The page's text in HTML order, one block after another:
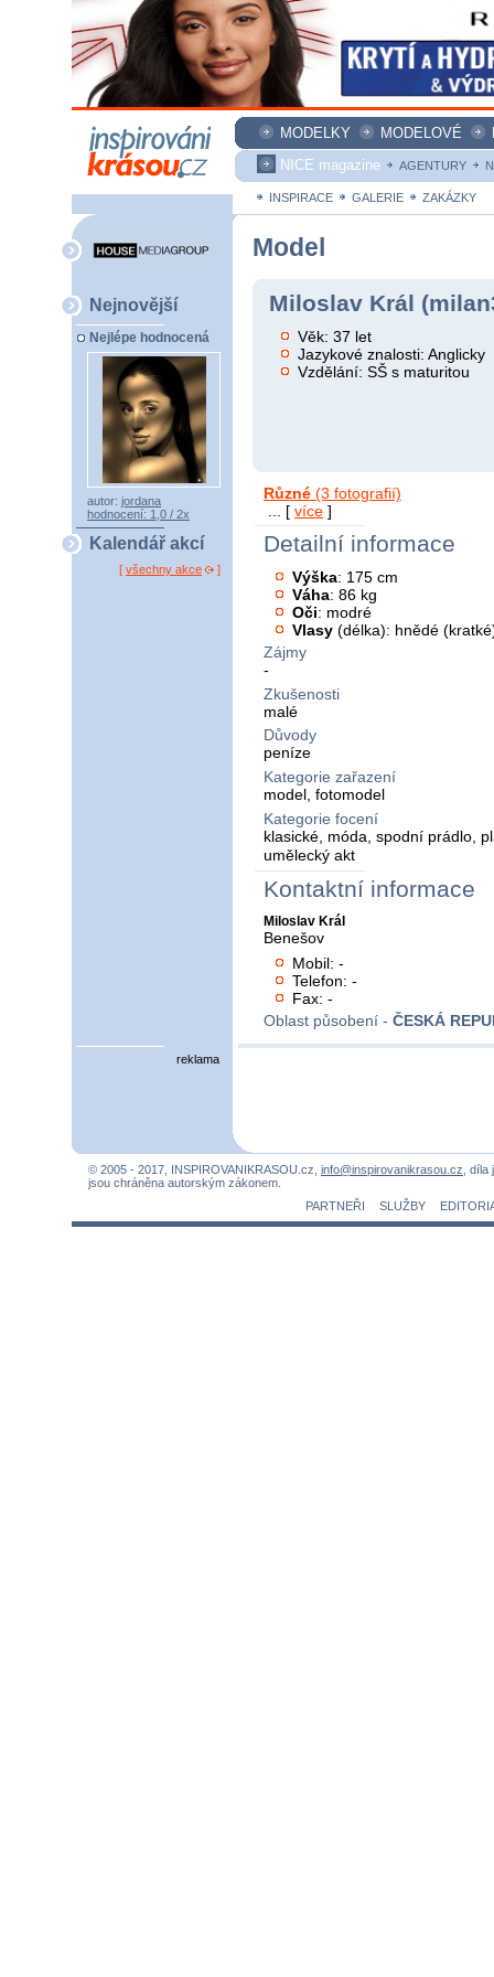
MODELKY MODELOVÉ
NICE magazine
AGENTURY
INSPIRACE GALERIE ZAKÁZKY
Nejnovější
Nejlépe hodnocená
autor: jordana
hodnocení: 1,0 / 2x
Kalendář akcí
[ všechny akce ]
Model
Miloslav Král
Věk: 37 let
Jazykové znalosti: Anglicky
Vzdělání: SŠ s maturitou
Různé (3 fotografií)
... [ více ]
Detailní informace
Výška: 175 cm
Váha: 86 kg
Oči: modré
Vlasy (délka): hnědé
Zájmy
-
Zkušenosti
malé
Důvody
peníze
Kategorie zařazení
model, fotomodel
Kategorie focení
klasické, móda, spodní prádlo,
umělecký akt
Kontaktní informace
Miloslav Král
Benešov
Mobil: -
Telefon: -
Fax: -
Oblast působení - ČESKÁ
reklama
© 2005 - 2017, INSPIROVANIKRASOU.cz, info@inspirovanikrasou.cz, díla
jsou chráněna autorským zákonem.
PARTNEŘI
SLUŽBY